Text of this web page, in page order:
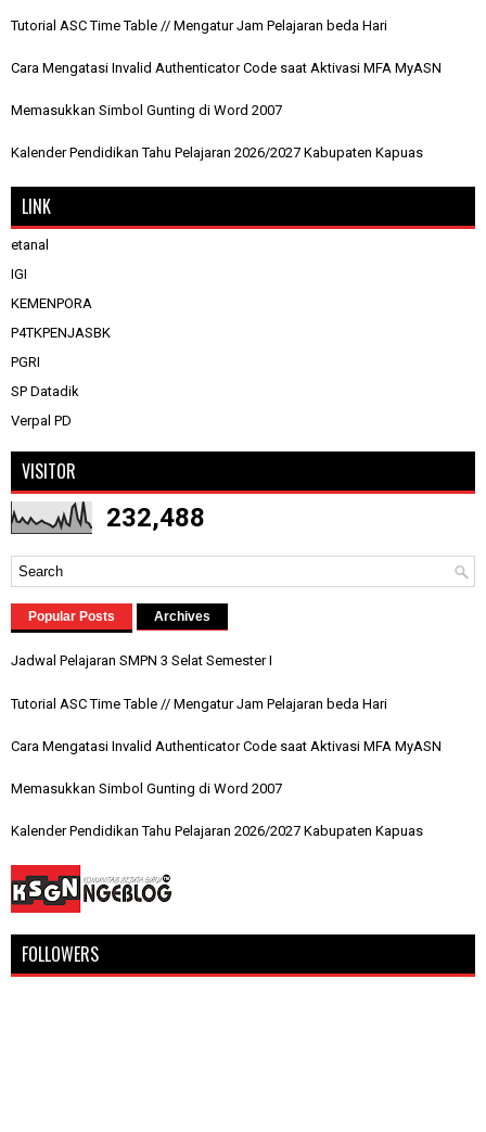
Tutorial ASC Time Table // Mengatur Jam Pelajaran beda Hari
Cara Mengatasi Invalid Authenticator Code saat Aktivasi MFA MyASN
Memasukkan Simbol Gunting di Word 2007
Kalender Pendidikan Tahu Pelajaran 2026/2027 Kabupaten Kapuas
LINK
etanal
IGI
KEMENPORA
P4TKPENJASBK
PGRI
SP Datadik
Verpal PD
VISITOR
232,488
Popular Posts Archives
Jadwal Pelajaran SMPN 3 Selat Semester I
Tutorial ASC Time Table // Mengatur Jam Pelajaran beda Hari
Cara Mengatasi Invalid Authenticator Code saat Aktivasi MFA MyASN
Memasukkan Simbol Gunting di Word 2007
Kalender Pendidikan Tahu Pelajaran 2026/2027 Kabupaten Kapuas
FOLLOWERS